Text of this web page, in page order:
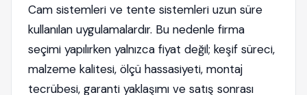
Cam sistemleri ve tente sistemleri uzun süre
kullanılan uygulamalardır. Bu nedenle firma
seçimi yapılırken yalnızca fiyat değil; keşif süreci,
malzeme kalitesi, ölçü hassasiyeti, montaj
tecrübesi, garanti yaklaşımı ve satış sonrası